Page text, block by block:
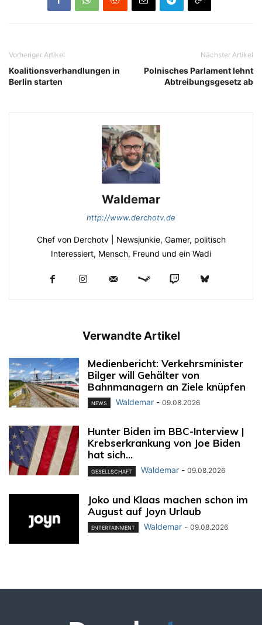
Vorheriger Artikel
Koalitionsverhandlungen in
Berlin starten
Nächster Artikel
Polnisches Parlament lehnt
Abtreibungsgesetz ab
Waldemar
http://www.derchotv.de
Chef von Derchotv | Newsjunkie, Gamer, politisch
Interessiert, Mensch, Freund und ein Wadi
Verwandte Artikel
Medienbericht: Verkehrsminister
Bilger will Gehälter von
Bahnmanagern an Ziele knüpfen
NEWS Waldemar - 09.08.2026
Hunter Biden im BBC-Interview |
Krebserkrankung von Joe Biden
hat sich...
GESELLSCHAFT Waldemar - 09.08.2026
Joko und Klaas machen schon im
August auf Joyn Urlaub
ENTERTAINMENT Waldemar - 09.08.2026